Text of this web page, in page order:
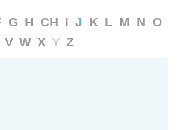
G H CH I J K L M N O
V W X Y Z